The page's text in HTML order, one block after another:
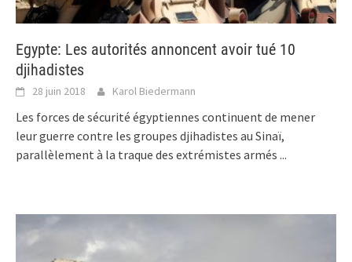
Egypte: Les autorités annoncent avoir tué 10
djihadistes
28 juin 2018 Karol Biedermann
Les forces de sécurité égyptiennes continuent de mener
leur guerre contre les groupes djihadistes au Sinaï,
parallèlement à la traque des extrémistes armés ...